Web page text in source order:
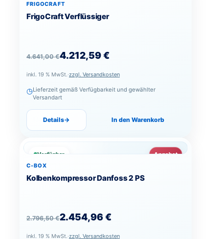
FRIGOCRAFT
FrigoCraft Verflüssiger
4.641,00€
Ursprünglicher Preis war: 4.641,00 €
4.212,59€
Aktueller Preis ist: 4.212,59 €.
inkl. 19 % MwSt.·zzgl. Versandkosten
◷Lieferzeit gemäß Verfügbarkeit und gewählter
Versandart
Details→ In den Warenkorb
Verfügbar
Angebot
C-BOX
Kolbenkompressor Danfoss 2 PS
2.796,50€
Ursprünglicher Preis war: 2.796,50 €
2.454,96€
Aktueller Preis ist: 2.454,96 €.
inkl. 19 % MwSt.·zzgl. Versandkosten